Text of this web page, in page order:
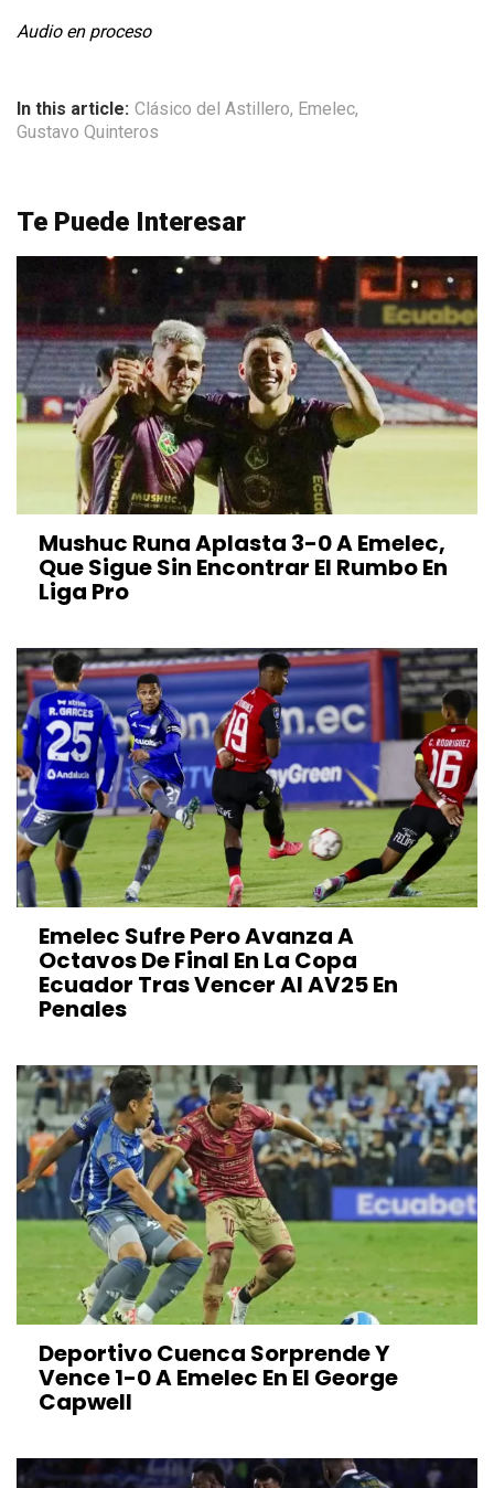
Audio en proceso
In this article: Clásico del Astillero, Emelec,
Gustavo Quinteros
Te Puede Interesar
Mushuc Runa Aplasta 3-0 A Emelec,
Que Sigue Sin Encontrar El Rumbo En
Liga Pro
Emelec Sufre Pero Avanza A
Octavos De Final En La Copa
Ecuador Tras Vencer Al AV25 En
Penales
Deportivo Cuenca Sorprende Y
Vence 1-0 A Emelec En El George
Capwell